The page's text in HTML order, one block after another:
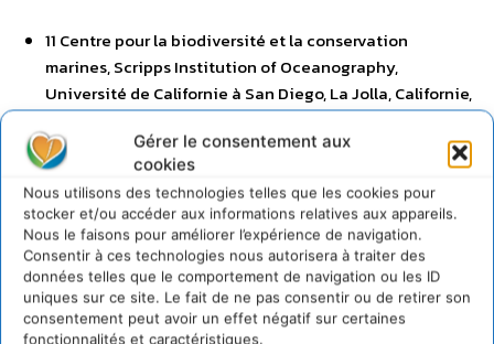
Gérer le consentement aux
cookies
Nous utilisons des technologies telles que les cookies pour
stocker et/ou accéder aux informations relatives aux appareils.
Nous le faisons pour améliorer l’expérience de navigation.
Consentir à ces technologies nous autorisera à traiter des
données telles que le comportement de navigation ou les ID
uniques sur ce site. Le fait de ne pas consentir ou de retirer son
consentement peut avoir un effet négatif sur certaines
fonctionnalités et caractéristiques.
11 Centre pour la biodiversité et la conservation
marines, Scripps Institution of Oceanography,
Université de Californie à San Diego, La Jolla, Californie,
92093-0218, États-Unis.
12 The Continuous Plankton Recorder Survey, Marine
Biological Association, The Laboratory, Citadel Hill,
Plymouth PL1 2PB, Royaume-Uni.
13 Centre d’écologie et de conservation, Université
d’Exeter, Penryn, Cornouailles, TR10 9FE, Royaume-Uni.